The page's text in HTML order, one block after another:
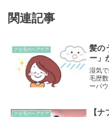
関連記事
クセ毛のヘアケア
髪の
ー」
湿気
毛歴
ーパ
クセ毛のヘアケア
【